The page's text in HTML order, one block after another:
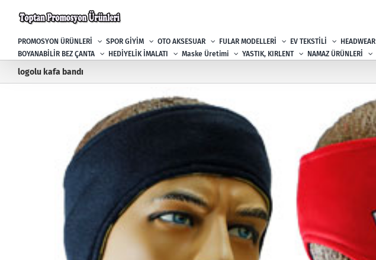
PROMOSYON ÜRÜNLERİ SPOR GİYİM OTO AKSESUAR FULAR MODELLERİ EV TEKSTİLİ HEADWEAR
BOYANABİLİR BEZ ÇANTA
HEDİYELİK İMALATI Maske Üretimi YASTIK, KIRLENT NAMAZ ÜRÜNLERİ
logolu kafa bandı